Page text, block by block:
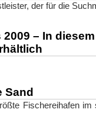
der für die
– In
Sand
Fischereihafen